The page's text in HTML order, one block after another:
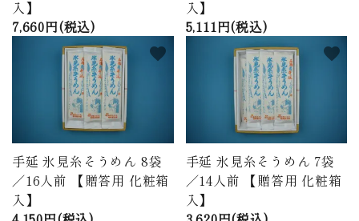
入】
7,660円(税込)
入】
5,111円(税込)
手延 氷見糸そうめん 8袋
／16人前 【贈答用 化粧箱
入】
favorite
手延 氷見糸そうめん 7袋
／14人前 【贈答用 化粧箱
入】
favorite